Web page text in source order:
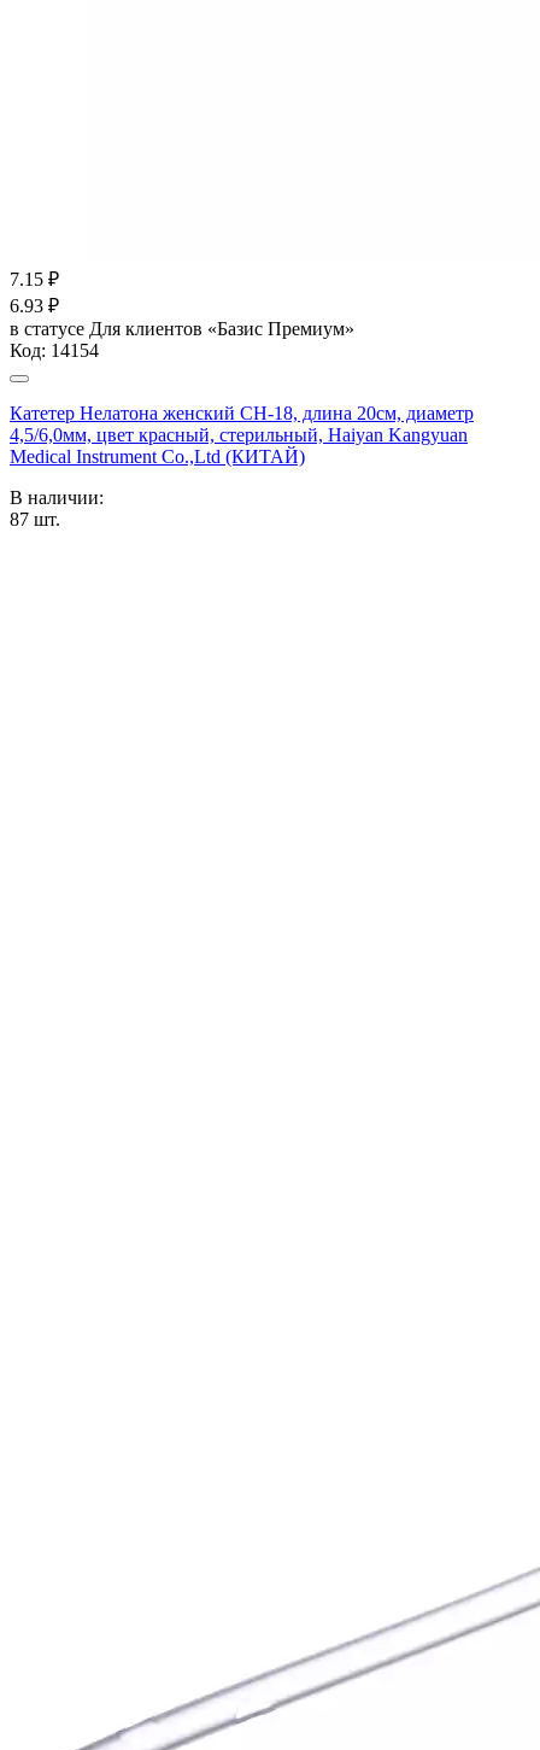
7.15 ₽
6.93 ₽
в статусе Для клиентов «Базис Премиум»
Код: 14154
Катетер Нелатона женский CH-18, длина 20см, диаметр
4,5/6,0мм, цвет красный, стерильный, Haiyan Kangyuan
Medical Instrument Co.,Ltd (КИТАЙ)
В наличии:
87 шт.